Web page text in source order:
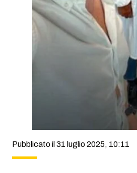
Pubblicato il 31 luglio 2025, 10:11